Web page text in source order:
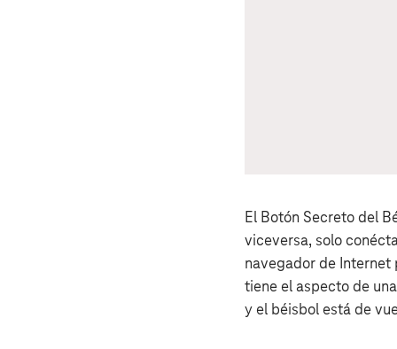
El Botón Secreto del
viceversa, solo
navegador de Internet
tiene el aspecto de
y el béisbol está de